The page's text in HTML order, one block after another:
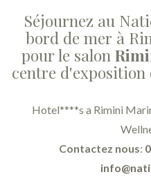
Séjournez au
bord de mer à
pour le salon
centre d'exposition
Hotel****s a Rimini
Contactez nous: